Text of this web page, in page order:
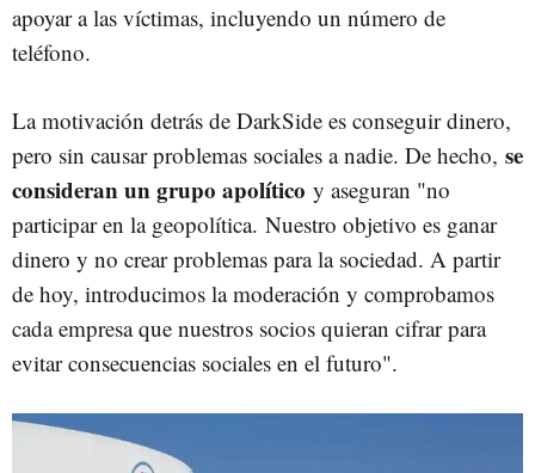
apoyar a las víctimas, incluyendo un número de
teléfono.
La motivación detrás de DarkSide es conseguir dinero,
pero sin causar problemas sociales a nadie. De hecho, se
consideran un grupo apolítico y aseguran "no
participar en la geopolítica. Nuestro objetivo es ganar
dinero y no crear problemas para la sociedad. A partir
de hoy, introducimos la moderación y comprobamos
cada empresa que nuestros socios quieran cifrar para
evitar consecuencias sociales en el futuro".